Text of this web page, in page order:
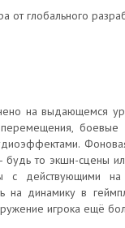
от глобального
на выдающемся
боевые
то экшн-сцены
с действующими
на динамику в
игрока ещё